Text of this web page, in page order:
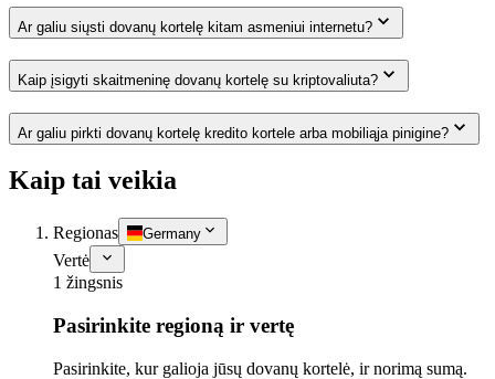
Ar galiu siųsti dovanų kortelę kitam asmeniui internetu?
Kaip įsigyti skaitmeninę dovanų kortelę su kriptovaliuta?
Ar galiu pirkti dovanų kortelę kredito kortele arba mobiliąja pinigine?
Kaip tai veikia
Regionas Germany
Vertė
1 žingsnis
Pasirinkite regioną ir vertę
Pasirinkite, kur galioja jūsų dovanų kortelė, ir norimą sumą.